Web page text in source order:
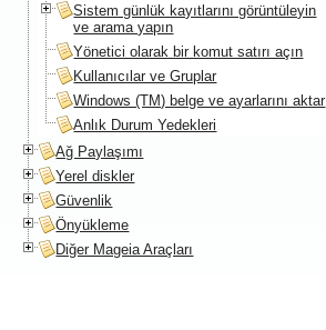
Sistem günlük kayıtlarını görüntüleyin
ve arama yapın
Yönetici olarak bir komut satırı açın
Kullanıcılar ve Gruplar
Windows (TM) belge ve ayarlarını aktar
Anlık Durum Yedekleri
Ağ Paylaşımı
Yerel diskler
Güvenlik
Önyükleme
Diğer Mageia Araçları